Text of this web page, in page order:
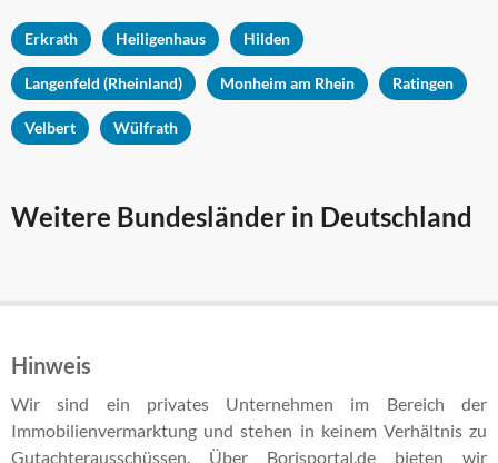
Erkrath Heiligenhaus Hilden
Langenfeld (Rheinland) Monheim am Rhein Ratingen
Velbert Wülfrath
Weitere Bundesländer in Deutschland
Hinweis
Wir sind ein privates Unternehmen im Bereich der
Immobilienvermarktung und stehen in keinem Verhältnis zu
Gutachterausschüssen. Über Borisportal.de bieten wir